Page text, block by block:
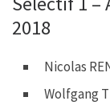
2018
Nicolas
Wolfgang